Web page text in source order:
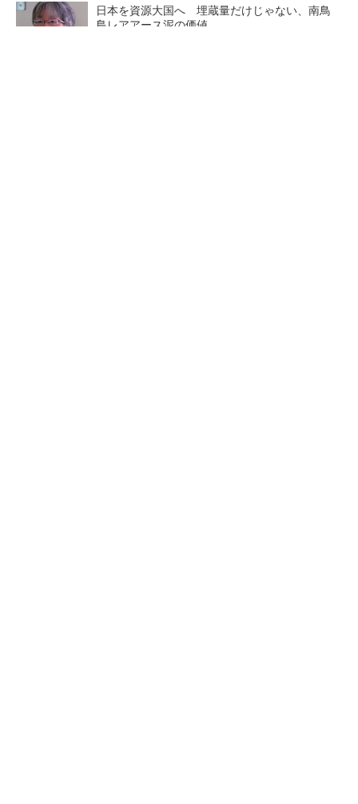
日本を資源大国へ 埋蔵量だけじゃない、南鳥
島レアアース泥の価値